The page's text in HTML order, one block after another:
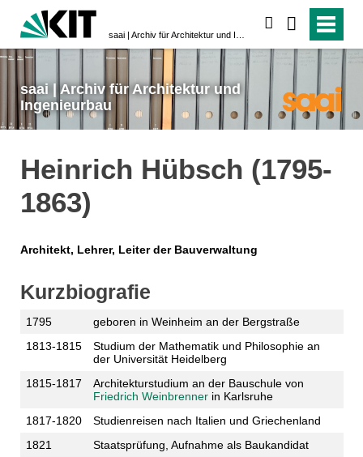
saai | Archiv für Architektur und
Ingenieurbau
Heinrich Hübsch (1795-
1863)
Architekt, Lehrer, Leiter der Bauverwaltung
Kurzbiografie
1795
geboren in Weinheim an der Bergstraße
1813-1815
Studium der Mathematik und Philosophie an
der Universität Heidelberg
1815-1817
Architekturstudium an der Bauschule von
Friedrich Weinbrennerin Karlsruhe
1817-1820
Studienreisen nach Italien und Griechenland
1821
Staatsprüfung, Aufnahme als Baukandidat